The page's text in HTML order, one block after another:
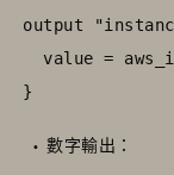
output
value =
}
數字輸出：